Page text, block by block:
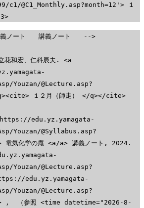
@C1_Monthly.asp?month=12'> １
ノート 講義ノート -->
和宏、仁科辰夫. <a
Youzan/@Lecture.asp?
１２月（師走） </q></cite>
edu.yz.yamagata-
Youzan/@Syllabus.asp?
気化学の庵 <a/a> 講義ノート, 2024.
Youzan/@Lecture.asp?
edu.yz.yamagata-
Youzan/@Lecture.asp?
, （参照 <time datetime="2026-8-